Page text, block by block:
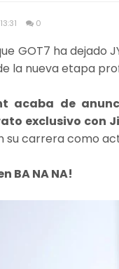
13:31 0
GOT7 ha dejado
la nueva etapa
acaba de
exclusivo con
su carrera como
BA NA NA!